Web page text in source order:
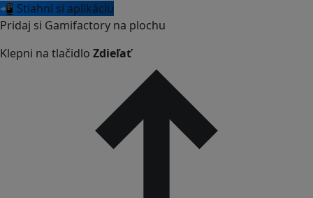
📲 Stiahni si aplikáciu
Pridaj si Gamifactory na plochu
Klepni na tlačidlo Zdieľať